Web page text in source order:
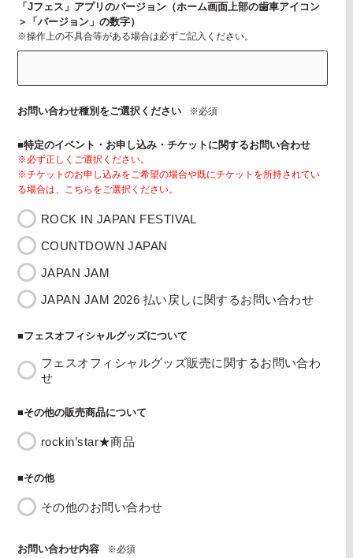
「Jフェス」アプリのバージョン（ホーム画面上部の歯車アイコン
＞「バージョン」の数字）
※操作上の不具合等がある場合は必ずご記入ください。
お問い合わせ種別をご選択ください ※必須
■特定のイベント・お申し込み・チケットに関するお問い合わせ
※必ず正しくご選択ください。
※チケットのお申し込みをご希望の場合や既にチケットを所持されてい
る場合は、こちらをご選択ください。
ROCK IN JAPAN FESTIVAL
COUNTDOWN JAPAN
JAPAN JAM
JAPAN JAM 2026 払い戻しに関するお問い合わせ
■フェスオフィシャルグッズについて
フェスオフィシャルグッズ販売に関するお問い合わ
せ
■その他の販売商品について
rockin’star★商品
■その他
その他のお問い合わせ
お問い合わせ内容
※必須